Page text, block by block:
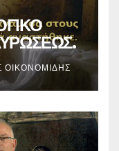
ΟΙΚΟΝΟΜΊΔΗΣ